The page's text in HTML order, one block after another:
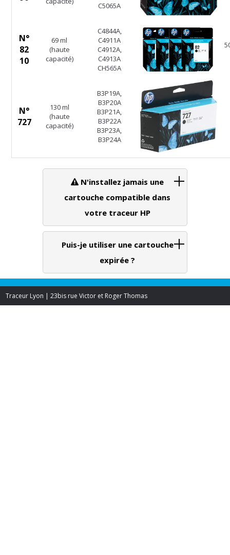
C5065A
N°
82
10
69 ml
(haute
capacité)
C4844A,
C4911A
C4912A,
C4913A
CH565A
N°
727
130 ml
(haute
capacité)
B3P19A,
B3P20A
B3P21A,
B3P22A
B3P23A,
B3P24A
N'installez jamais une
cartouche compatible dans
votre traceur HP
Puis-je utiliser une cartouche
expirée ?
Traceur Lyon | 23bis rue Victor et Roger Thomas